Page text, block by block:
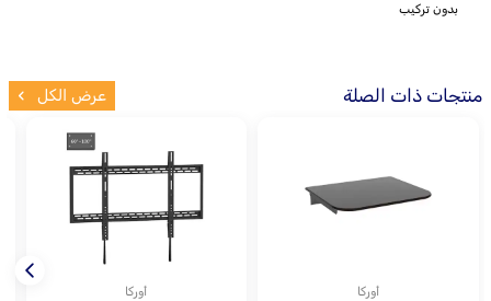
بدون تركيب
منتجات ذات الصلة عرض الكل
أوركا أوركا